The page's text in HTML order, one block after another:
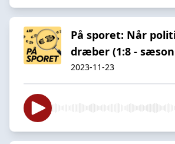
På sporet: Når
dræber (1:8 -
2023-11-23